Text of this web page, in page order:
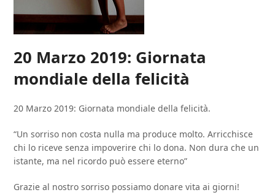
20 Marzo 2019: Giornata
mondiale della felicità
20 Marzo 2019: Giornata mondiale della felicità.
“Un sorriso non costa nulla ma produce molto. Arricchisce
chi lo riceve senza impoverire chi lo dona. Non dura che un
istante, ma nel ricordo può essere eterno”
Grazie al nostro sorriso possiamo donare vita ai giorni!